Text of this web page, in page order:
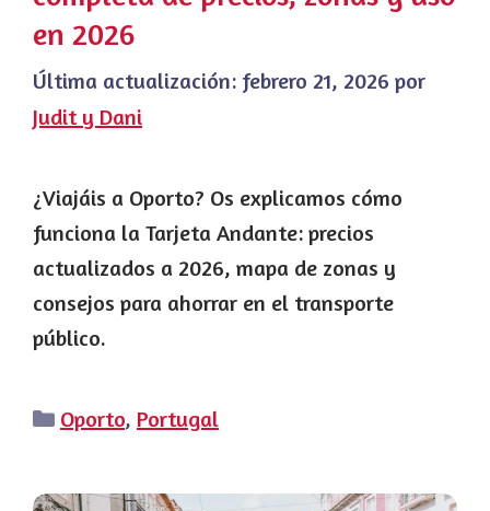
en 2026
Última actualización: febrero 21, 2026 por
Judit y Dani
¿Viajáis a Oporto? Os explicamos cómo
funciona la Tarjeta Andante: precios
actualizados a 2026, mapa de zonas y
consejos para ahorrar en el transporte
público.
Categorías
Oporto, Portugal